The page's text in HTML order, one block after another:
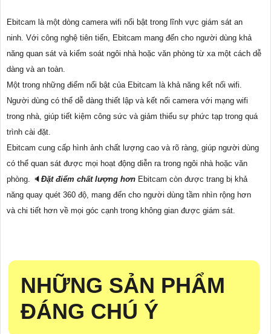
Ebitcam là một dòng camera wifi nổi bật trong lĩnh vực giám sát an
ninh. Với công nghệ tiên tiến, Ebitcam mang đến cho người dùng khả
năng quan sát và kiểm soát ngôi nhà hoặc văn phòng từ xa một cách dễ
dàng và an toàn.
Một trong những điểm nổi bật của Ebitcam là khả năng kết nối wifi.
Người dùng có thể dễ dàng thiết lập và kết nối camera với mạng wifi
trong nhà, giúp tiết kiệm công sức và giảm thiểu sự phức tạp trong quá
trình cài đặt.
Ebitcam cung cấp hình ảnh chất lượng cao và rõ ràng, giúp người dùng
có thể quan sát được mọi hoạt động diễn ra trong ngôi nhà hoặc văn
phòng. 🔈 Đặt điểm chất lượng hơn Ebitcam còn được trang bị khả
năng quay quét 360 độ, mang đến cho người dùng tầm nhìn rộng hơn
và chi tiết hơn về mọi góc cạnh trong không gian được giám sát.
NHỮNG SẢN PHẨM
ĐÁNG CHÚ Ý